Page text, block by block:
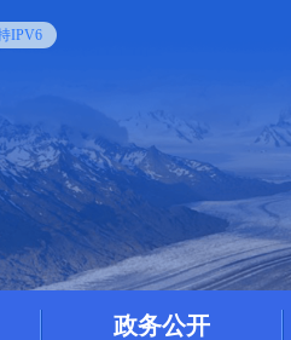
IPV6
政务公开